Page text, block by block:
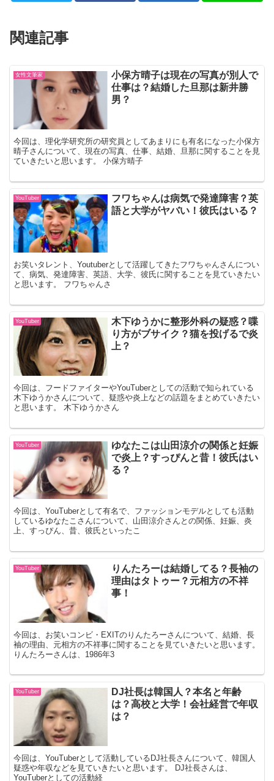
関連記事
女性文筆家
小保方晴子は現在の写真が別人で
仕事は？結婚した旦那は新井勝
男？
今回は、理化学研究所の研究員としてあまりにも有名になった小保方
晴子さんについて、現在の写真、仕事、結婚、旦那に関することを見
ていきたいと思います。 小保方晴子
YouTuber
フワちゃんは病気で発達障害？英
語と大学がヤバい！彼氏はいる？
お笑いタレント、Youtuberとして活躍してきたフワちゃんさんについ
て、病気、発達障害、英語、大学、彼氏に関することを見ていきたい
と思います。 フワちゃんさ
YouTuber
木下ゆうかに整形外科の疑惑？喋
り方がブサイク？猫を投げるで炎
上？
今回は、フードファイターやYouTuberとしての活動で知られている
木下ゆうかさんについて、疑惑や炎上などの話題をまとめていきたい
と思います。 木下ゆうかさん
YouTuber
ゆなたこは山田涼介の関係と妊娠
で炎上？すっぴんと昔！彼氏はい
る？
今回は、YouTuberとして有名で、ファッションモデルとしても活動
しているゆなたこさんについて、山田涼介さんとの関係、妊娠、炎
上、すっぴん、昔、彼氏といったこ
YouTuber
りんたろーは結婚してる？長袖の
理由はタトゥー？元相方の不祥
事！
今回は、お笑いコンビ・EXITのりんたろーさんについて、結婚、長
袖の理由、元相方の不祥事に関することを見ていきたいと思います。
りんたろーさんは、1986年3
YouTuber
DJ社長は韓国人？本名と年齢
は？高校と大学！会社経営で年収
は？
今回は、YouTuberとして活動しているDJ社長さんについて、韓国人
疑惑や年収などを見ていきたいと思います。 DJ社長さんは、
YouTuberとしての活動経